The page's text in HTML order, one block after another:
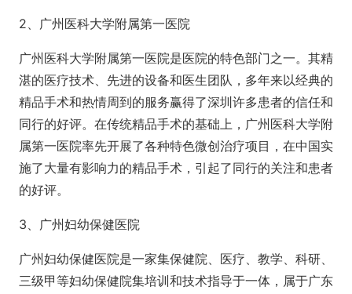
2、广州医科大学附属第一医院
广州医科大学附属第一医院是医院的特色部门之一。其精
湛的医疗技术、先进的设备和医生团队，多年来以经典的
精品手术和热情周到的服务赢得了深圳许多患者的信任和
同行的好评。在传统精品手术的基础上，广州医科大学附
属第一医院率先开展了各种特色微创治疗项目，在中国实
施了大量有影响力的精品手术，引起了同行的关注和患者
的好评。
3、广州妇幼保健医院
广州妇幼保健医院是一家集保健院、医疗、教学、科研、
三级甲等妇幼保健院集培训和技术指导于一体，属于广东